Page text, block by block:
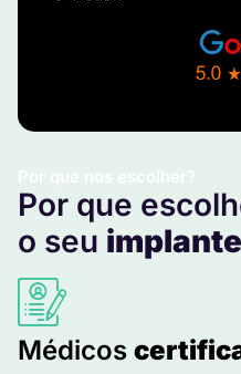
Por que nos escolher?
Por que
o seu
Médicos